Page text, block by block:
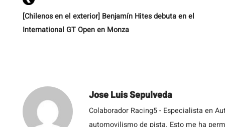
[Chilenos en el exterior] Benjamín Hites debuta en el
International GT Open en Monza
Jose Luis Sepulveda
Colaborador Racing5 - Especialista en